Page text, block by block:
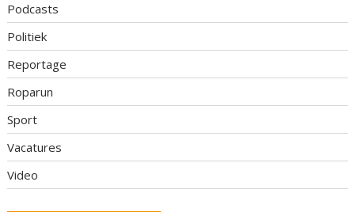
Podcasts
Politiek
Reportage
Roparun
Sport
Vacatures
Video